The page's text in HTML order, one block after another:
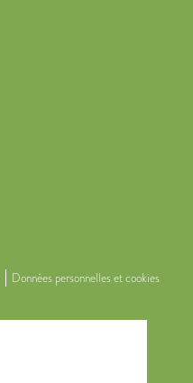
Données personnelles et cookies